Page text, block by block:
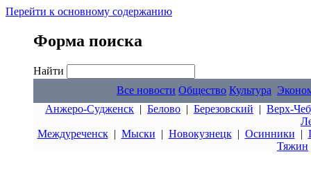
Перейти к основному содержанию
Форма поиска
Найти
Все новости Общество Культура
Анжеро-Судженск | Белово | Березовский | Верх-
Междуреченск| Мыски | Новокузнецк| Осинники |
Тяжин